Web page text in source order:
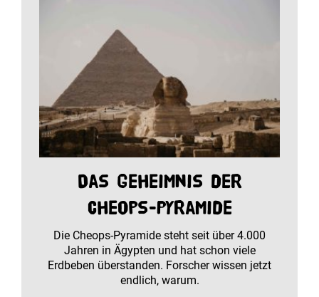
Das Geheimnis der
Cheops-Pyramide
Die Cheops-Pyramide steht seit über 4.000
Jahren in Ägypten und hat schon viele
Erdbeben überstanden. Forscher wissen jetzt
endlich, warum.